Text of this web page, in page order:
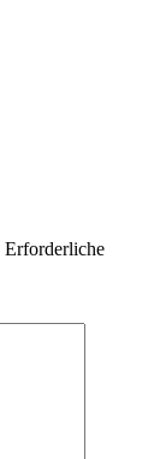
Erforderliche